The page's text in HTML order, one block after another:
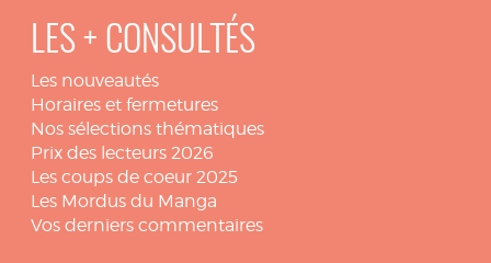
LES + CONSULTÉS
Les nouveautés
Horaires et fermetures
Nos sélections thématiques
Prix des lecteurs 2026
Les coups de coeur 2025
Les Mordus du Manga
Vos derniers commentaires